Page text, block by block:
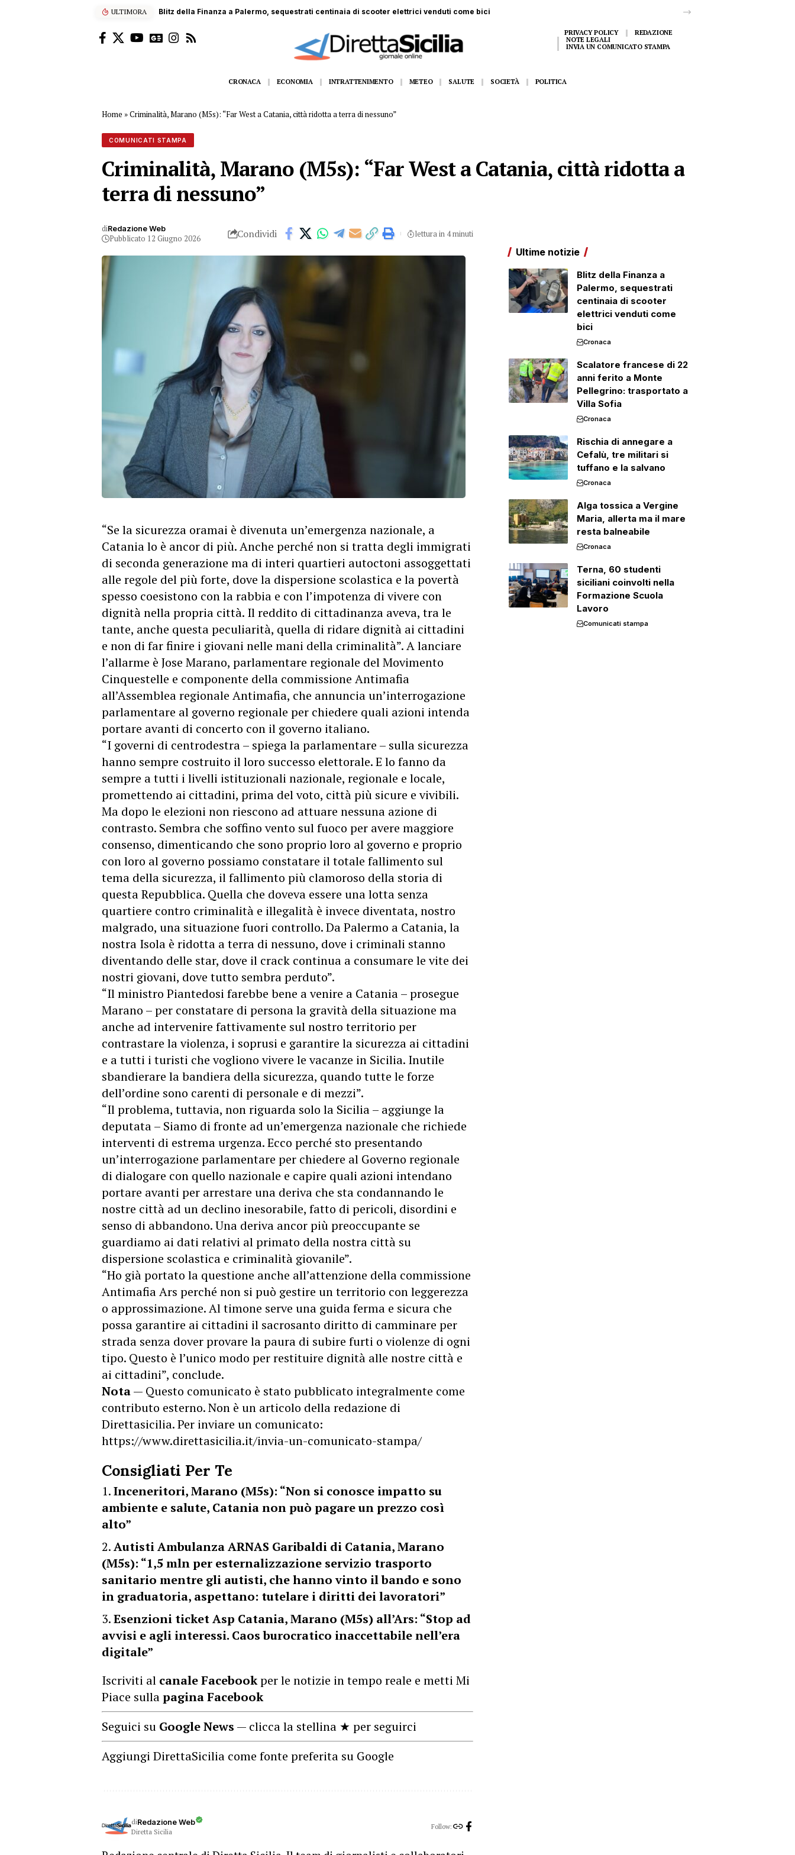
ULTIMORA Scalatore francese di 22 anni ferito a Monte Pellegrino: trasportato a Villa Sofia
PRIVACY POLICY
REDAZIONE
NOTE LEGALI
INVIA UN COMUNICATO STAMPA
CRONACA ECONOMIA INTRATTENIMENTO METEO SALUTE SOCIETÀ POLITICA
Home »Criminalità, Marano (M5s): “Far West a Catania, città ridotta a terra di nessuno”
COMUNICATI STAMPA
Criminalità, Marano (M5s): “Far West a Catania, città ridotta a
terra di nessuno”
diRedazione Web
Pubblicato 12 Giugno 2026 Condividi lettura in 4 minuti
“Se la sicurezza oramai è divenuta un’emergenza nazionale, a
Catania lo è ancor di più. Anche perché non si tratta degli immigrati
di seconda generazione ma di interi quartieri autoctoni assoggettati
alle regole del più forte, dove la dispersione scolastica e la povertà
spesso coesistono con la rabbia e con l’impotenza di vivere con
dignità nella propria città. Il reddito di cittadinanza aveva, tra le
tante, anche questa peculiarità, quella di ridare dignità ai cittadini
e non di far finire i giovani nelle mani della criminalità”. A lanciare
l’allarme è Jose Marano, parlamentare regionale del Movimento
Cinquestelle e componente della commissione Antimafia
all’Assemblea regionale Antimafia, che annuncia un’interrogazione
parlamentare al governo regionale per chiedere quali azioni intenda
portare avanti di concerto con il governo italiano.
“I governi di centrodestra – spiega la parlamentare – sulla sicurezza
hanno sempre costruito il loro successo elettorale. E lo fanno da
sempre a tutti i livelli istituzionali nazionale, regionale e locale,
promettendo ai cittadini, prima del voto, città più sicure e vivibili.
Ma dopo le elezioni non riescono ad attuare nessuna azione di
contrasto. Sembra che soffino vento sul fuoco per avere maggiore
consenso, dimenticando che sono proprio loro al governo e proprio
con loro al governo possiamo constatare il totale fallimento sul
tema della sicurezza, il fallimento più clamoroso della storia di
questa Repubblica. Quella che doveva essere una lotta senza
quartiere contro criminalità e illegalità è invece diventata, nostro
malgrado, una situazione fuori controllo. Da Palermo a Catania, la
nostra Isola è ridotta a terra di nessuno, dove i criminali stanno
diventando delle star, dove il crack continua a consumare le vite dei
nostri giovani, dove tutto sembra perduto”.
“Il ministro Piantedosi farebbe bene a venire a Catania – prosegue
Marano – per constatare di persona la gravità della situazione ma
anche ad intervenire fattivamente sul nostro territorio per
contrastare la violenza, i soprusi e garantire la sicurezza ai cittadini
e a tutti i turisti che vogliono vivere le vacanze in Sicilia. Inutile
sbandierare la bandiera della sicurezza, quando tutte le forze
dell’ordine sono carenti di personale e di mezzi”.
“Il problema, tuttavia, non riguarda solo la Sicilia – aggiunge la
deputata – Siamo di fronte ad un’emergenza nazionale che richiede
interventi di estrema urgenza. Ecco perché sto presentando
un’interrogazione parlamentare per chiedere al Governo regionale
di dialogare con quello nazionale e capire quali azioni intendano
portare avanti per arrestare una deriva che sta condannando le
nostre città ad un declino inesorabile, fatto di pericoli, disordini e
senso di abbandono. Una deriva ancor più preoccupante se
guardiamo ai dati relativi al primato della nostra città su
dispersione scolastica e criminalità giovanile”.
“Ho già portato la questione anche all’attenzione della commissione
Antimafia Ars perché non si può gestire un territorio con leggerezza
o approssimazione. Al timone serve una guida ferma e sicura che
possa garantire ai cittadini il sacrosanto diritto di camminare per
strada senza dover provare la paura di subire furti o violenze di ogni
tipo. Questo è l’unico modo per restituire dignità alle nostre città e
ai cittadini”, conclude.
Nota— Questo comunicato è stato pubblicato integralmente come
contributo esterno. Non è un articolo della redazione di
Direttasicilia. Per inviare un comunicato:
https://www.direttasicilia.it/invia-un-comunicato-stampa/
Consigliati Per Te
Inceneritori, Marano (M5s): “Non si conosce impatto su
ambiente e salute, Catania non può pagare un prezzo così
alto”
Autisti Ambulanza ARNAS Garibaldi di Catania, Marano
(M5s): “1,5 mln per esternalizzazione servizio trasporto
sanitario mentre gli autisti, che hanno vinto il bando e sono
in graduatoria, aspettano: tutelare i diritti dei lavoratori”
Esenzioni ticket Asp Catania, Marano (M5s) all’Ars: “Stop ad
avvisi e agli interessi. Caos burocratico inaccettabile nell’era
digitale”
Iscriviti al canale Facebookper le notizie in tempo reale e metti Mi
Piace sullapagina Facebook
Seguici su Google News — clicca la stellina ★ per seguirci
Aggiungi DirettaSicilia come fonte preferita su Google
diRedazione Web
Diretta Sicilia
Follow:
Ultime notizie
Blitz della Finanza a
Palermo, sequestrati
centinaia di scooter
elettrici venduti come
bici
Cronaca
Scalatore francese di 22
anni ferito a Monte
Pellegrino: trasportato a
Villa Sofia
Cronaca
Rischia di annegare a
Cefalù, tre militari si
tuffano e la salvano
Cronaca
Alga tossica a Vergine
Maria, allerta ma il mare
resta balneabile
Cronaca
Terna, 60 studenti
siciliani coinvolti nella
Formazione Scuola
Lavoro
Comunicati stampa